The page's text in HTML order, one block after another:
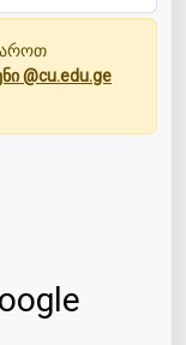
@cu.edu.ge